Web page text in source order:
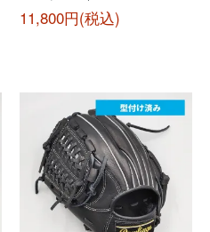
11,800円(税込)